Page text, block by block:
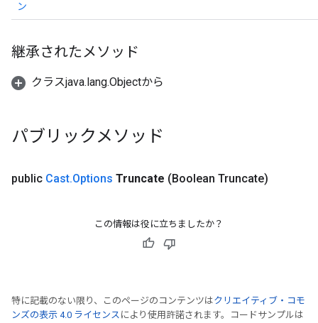
ン
継承されたメソッド
クラスjava.lang.Objectから
パブリックメソッド
public Cast.Options Truncate (Boolean Truncate)
この情報は役に立ちましたか？
特に記載のない限り、このページのコンテンツはクリエイティブ・コモ
ンズの表示 4.0 ライセンス により使用許諾されます。コードサンプルは